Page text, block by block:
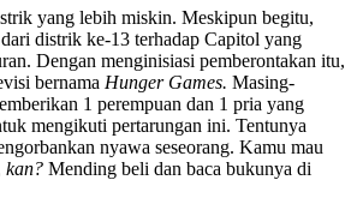
yang lebih miskin. Meskipun begitu,
distrik ke-13 terhadap Capitol yang
Dengan menginisiasi pemberontakan itu,
bernama Hunger Games. Masing-
1 perempuan dan 1 pria yang
mengikuti pertarungan ini. Tentunya
nyawa seseorang. Kamu mau
kan? Mending beli dan baca bukunya di